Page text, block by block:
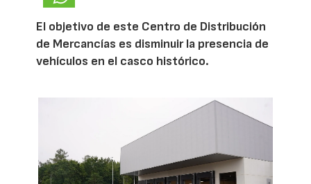
El objetivo de este Centro de Distribución
de Mercancías es disminuir la presencia de
vehículos en el casco histórico.